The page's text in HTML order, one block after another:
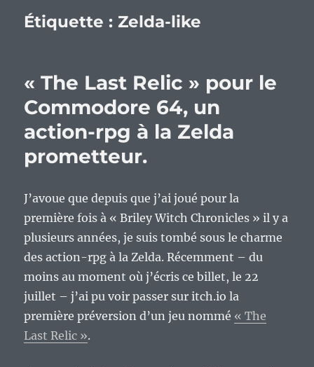
Étiquette : Zelda-like
« The Last Relic » pour le
Commodore 64, un
action-rpg à la Zelda
prometteur.
J’avoue que depuis que j’ai joué pour la
première fois à « Briley Witch Chronicles » il y a
plusieurs années, je suis tombé sous le charme
des action-rpg à la Zelda. Récemment – du
moins au moment où j’écris ce billet, le 22
juillet – j’ai pu voir passer sur itch.io la
première préversion d’un jeu nommé « The
Last Relic ».